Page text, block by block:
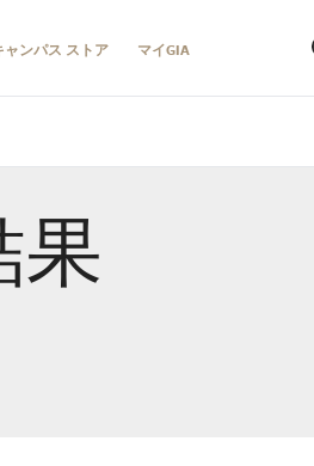
ャンパス ストア マイGIA
果